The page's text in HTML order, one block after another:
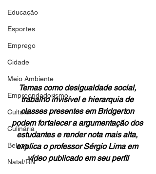
Educação
Esportes
Emprego
Cidade
Meio Ambiente
Empreendedorismo
Cultura
Culinária
Beleza
Natal/RN
Temas como desigualdade social,
trabalho invisível e hierarquia de
classes presentes em Bridgerton
podem fortalecer a argumentação dos
estudantes e render nota mais alta,
explica o professor Sérgio Lima em
vídeo publicado em seu perfil